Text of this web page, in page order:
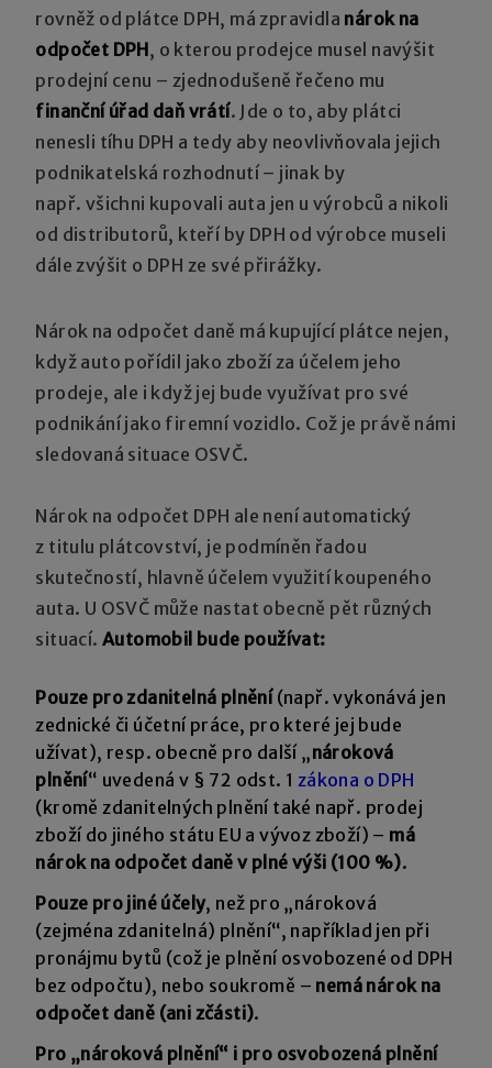
rovněž od plátce DPH, má zpravidla nárok na
odpočet DPH, o kterou prodejce musel navýšit
prodejní cenu – zjednodušeně řečeno mu
finanční úřad daň vrátí. Jde o to, aby plátci
nenesli tíhu DPH a tedy aby neovlivňovala jejich
podnikatelská rozhodnutí – jinak by
např. všichni kupovali auta jen u výrobců a nikoli
od distributorů, kteří by DPH od výrobce museli
dále zvýšit o DPH ze své přirážky.
Nárok na odpočet daně má kupující plátce nejen,
když auto pořídil jako zboží za účelem jeho
prodeje, ale i když jej bude využívat pro své
podnikání jako firemní vozidlo. Což je právě námi
sledovaná situace OSVČ.
Nárok na odpočet DPH ale není automatický
z titulu plátcovství, je podmíněn řadou
skutečností, hlavně účelem využití koupeného
auta. U OSVČ může nastat obecně pět různých
situací.Automobil bude používat:
Pouze pro zdanitelná plnění(např. vykonává jen
zednické či účetní práce, pro které jej bude
užívat), resp. obecně pro další „ nároková
plnění“ uvedená v § 72 odst. 1 zákona o DPH
(kromě zdanitelných plnění také např. prodej
zboží do jiného státu EU a vývoz zboží) – má
nárok na odpočet daně v plné výši (100 %).
Pouze pro jiné účely, než pro „nároková
(zejména zdanitelná) plnění“, například jen při
pronájmu bytů (což je plnění osvobozené od DPH
bez odpočtu), nebo soukromě – nemá nárok na
odpočet daně (ani zčásti).
Pro „nároková plnění“ i pro osvobozená plnění